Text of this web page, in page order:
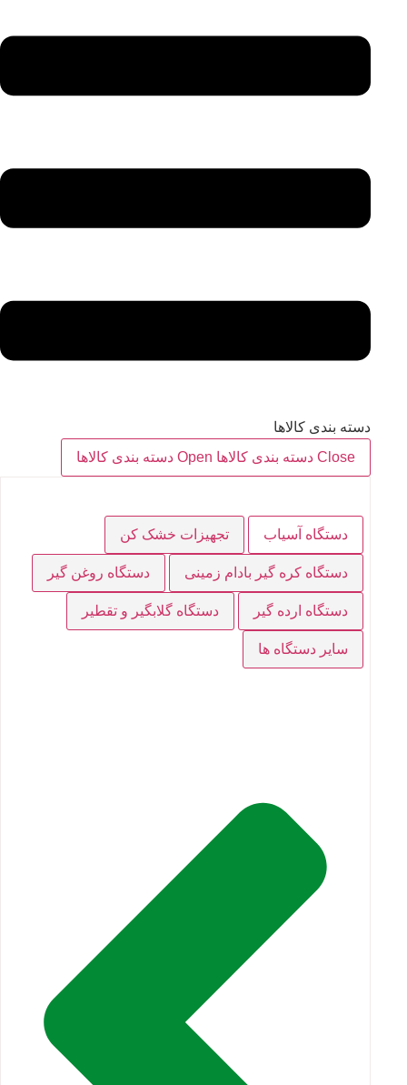
دسته بندی کالاها
Close دسته بندی کالاها
Open دسته بندی کالاها
دستگاه آسیاب تجهیزات خشک کن
دستگاه کره گیر بادام زمینی دستگاه روغن گیر
دستگاه ارده گیر دستگاه گلابگیر و تقطیر
سایر دستگاه ها